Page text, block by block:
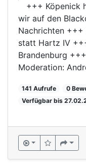
+++ Köpenick
wir auf den
Nachrichten +++
statt Hartz IV
Brandenburg
Moderation:
141 Aufrufe 0
Verfügbar bis